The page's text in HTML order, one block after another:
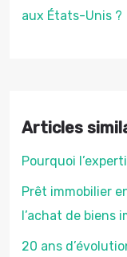
aux États-Unis ?
Articles
Pourquoi
Prêt immobilier
l’achat de biens
20 ans